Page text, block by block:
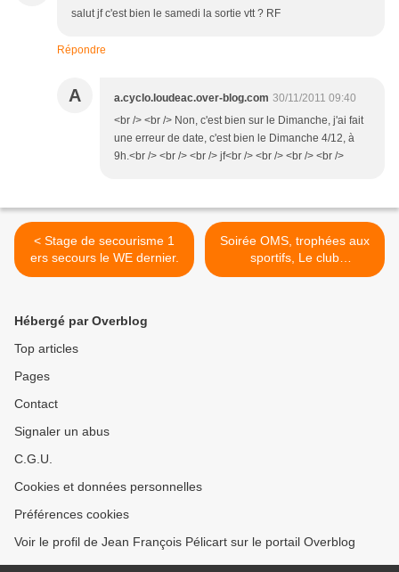
salut jf c'est bien le samedi la sortie vtt ? RF
Répondre
A a.cyclo.loudeac.over-blog.com 30/11/2011 09:40
<br /> <br /> Non, c'est bien sur le Dimanche, j'ai fait
une erreur de date, c'est bien le Dimanche 4/12, à
9h.<br /> <br /> <br /> jf<br /> <br /> <br /> <br />
< Stage de secourisme 1
ers secours le WE dernier.
Soirée OMS, trophées aux
sportifs, Le club
récompensé. >
Hébergé par Overblog
Top articles
Pages
Contact
Signaler un abus
C.G.U.
Cookies et données personnelles
Préférences cookies
Voir le profil de Jean François Pélicart sur le portail Overblog